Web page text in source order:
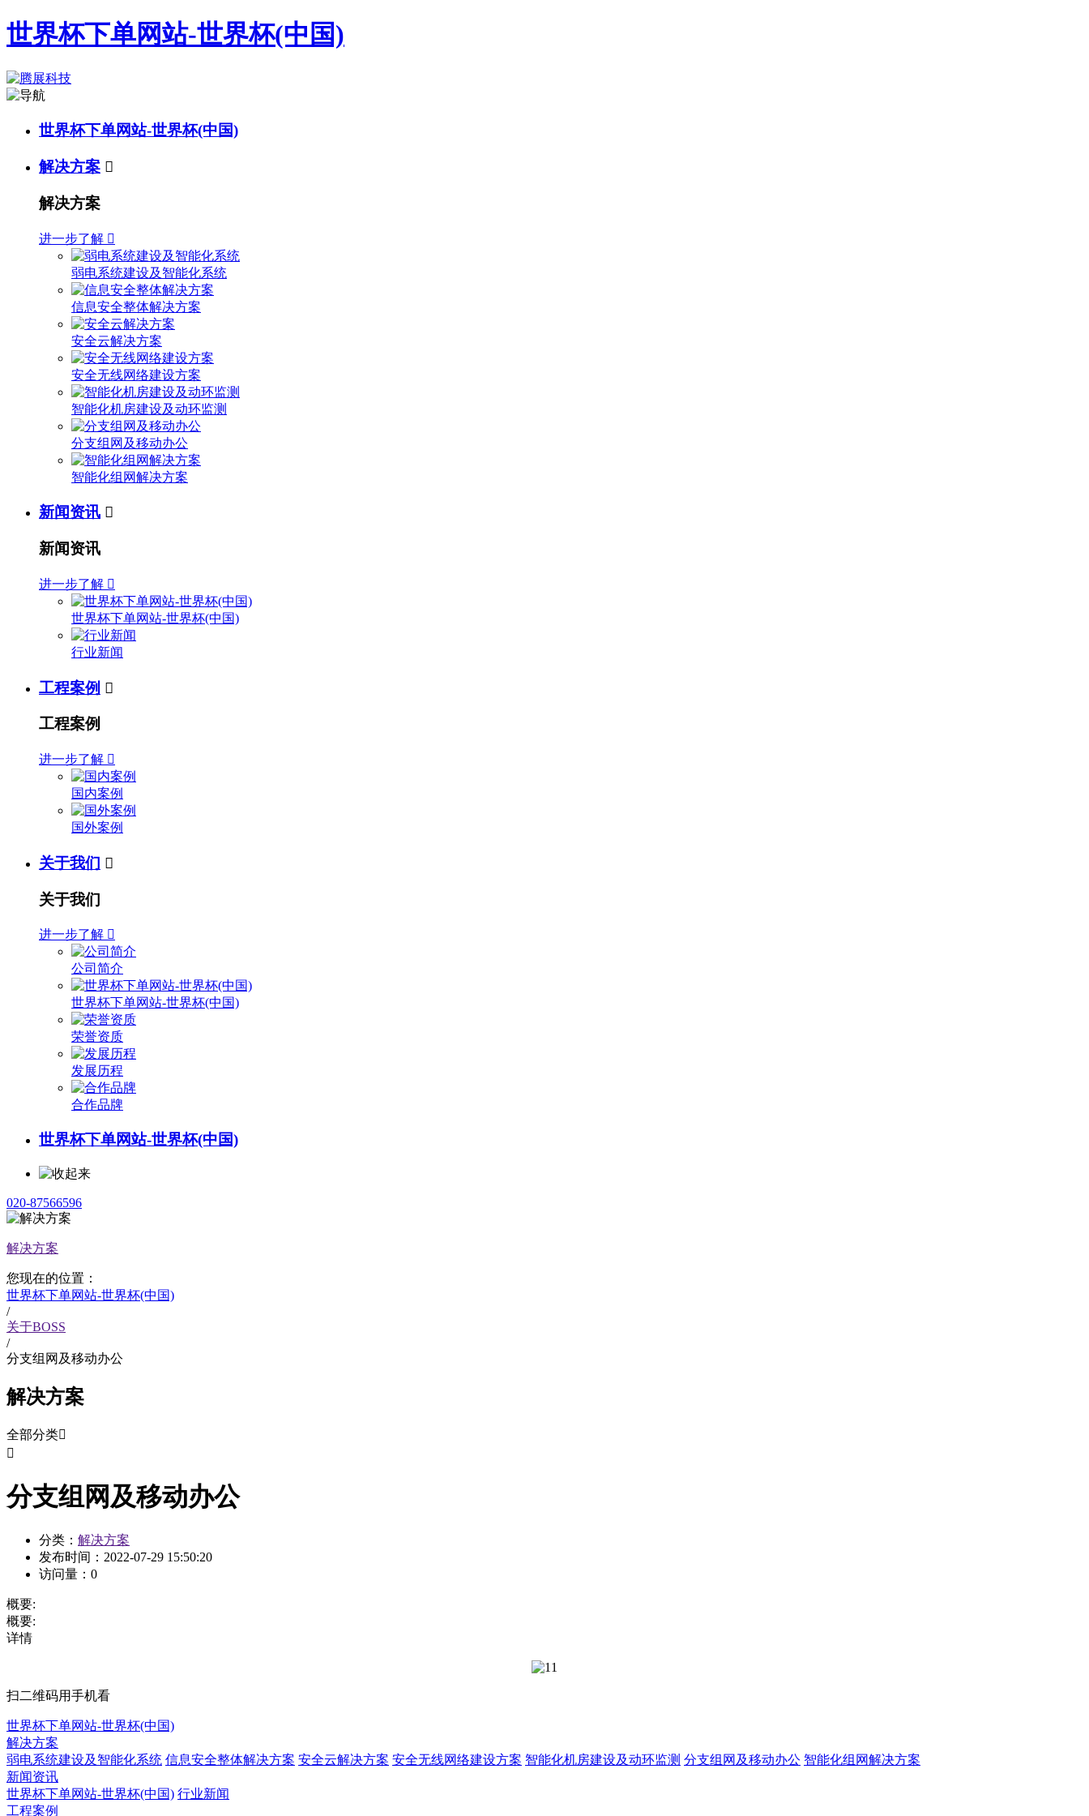
世界杯下单网站-世界杯(中国)
世界杯下单网站-世界杯(中国)
解决方案 
解决方案
进一步了解 
弱电系统建设及智能化系统
信息安全整体解决方案
安全云解决方案
安全无线网络建设方案
智能化机房建设及动环监测
分支组网及移动办公
智能化组网解决方案
新闻资讯 
新闻资讯
进一步了解 
世界杯下单网站-世界杯(中国)
行业新闻
工程案例 
工程案例
进一步了解 
国内案例
国外案例
关于我们 
关于我们
进一步了解 
公司简介
世界杯下单网站-世界杯(中国)
荣誉资质
发展历程
合作品牌
世界杯下单网站-世界杯(中国)
020-87566596
解决方案
您现在的位置：
世界杯下单网站-世界杯(中国)
/
关于BOSS
/
分支组网及移动办公
解决方案
全部分类

分支组网及移动办公
分类： 解决方案
发布时间： 2022-07-29 15:50:20
访问量： 0
概要:
概要:
详情
扫二维码用手机看
世界杯下单网站-世界杯(中国)
解决方案
弱电系统建设及智能化系统 信息安全整体解决方案 安全云解决方案 安全无线网络建设方案 智能化机房建设及动环监测 分支组网及移动办公 智能化组网解决方案
新闻资讯
世界杯下单网站-世界杯(中国) 行业新闻
工程案例